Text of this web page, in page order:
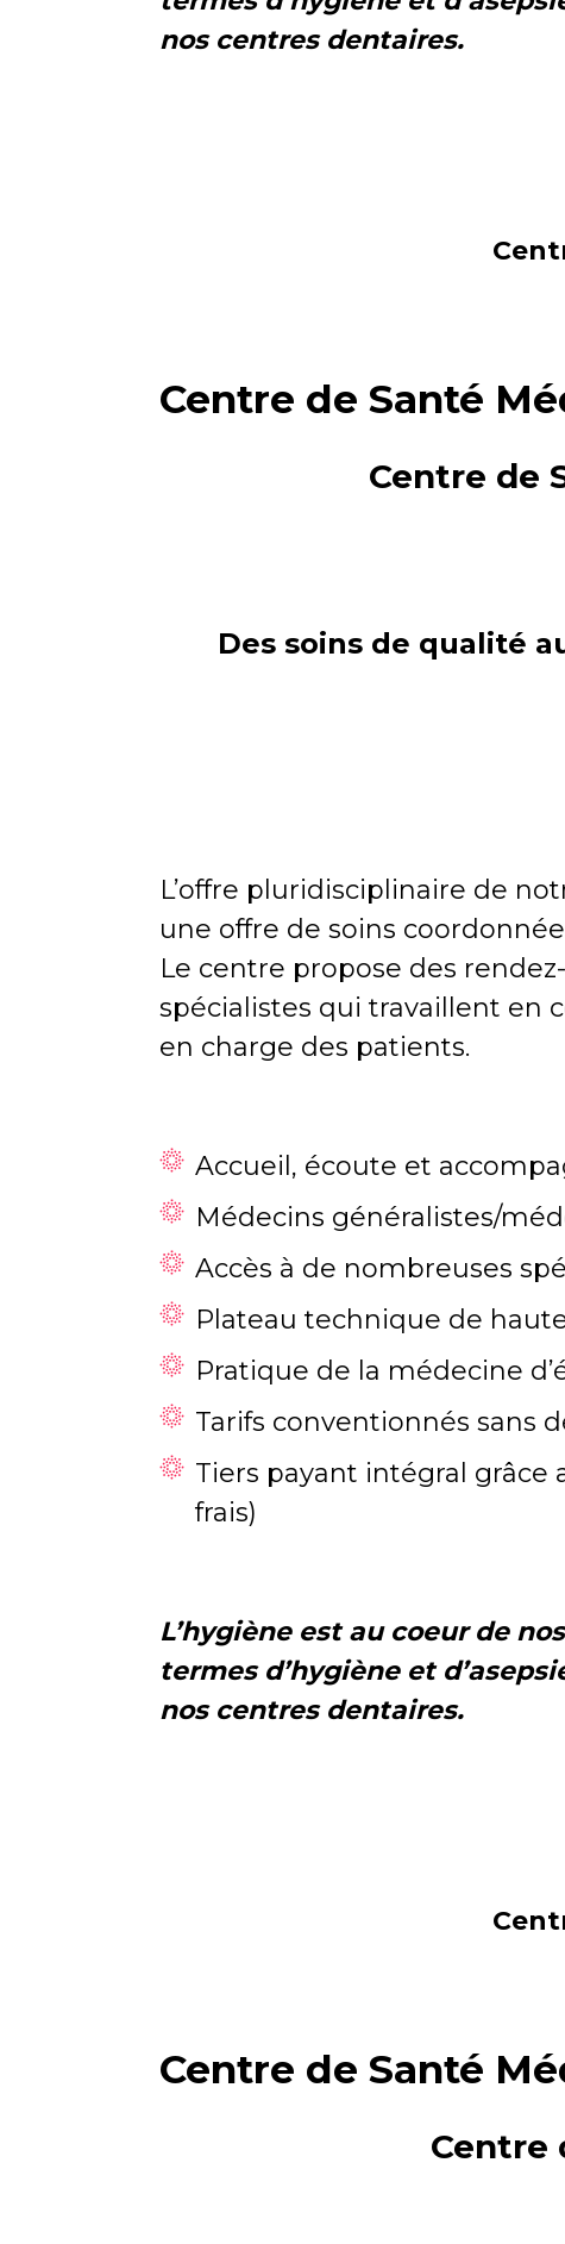
nos centres dentaires.
Centre de Santé
Centre de
Des soins de qualité
L’offre pluridisciplinaire de
une offre de soins
Le centre propose des
spécialistes qui travaillent en
en charge des patients.
Accueil, écoute et
Médecins généralistes/
Accès à de nombreuses
Plateau technique de
Pratique de la médecine
Tarifs conventionnés sans
Tiers payant intégral grâce
frais)
L’hygiène est au coeur de
termes d’hygiène et
nos centres dentaires.
Centre de Santé
Centre